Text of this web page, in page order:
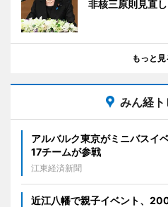
非核三原則見直
もっと見
みん経
アルバルク東京がミニバス
17チームが参戦
江東経済新聞
近江八幡で親子イベント、